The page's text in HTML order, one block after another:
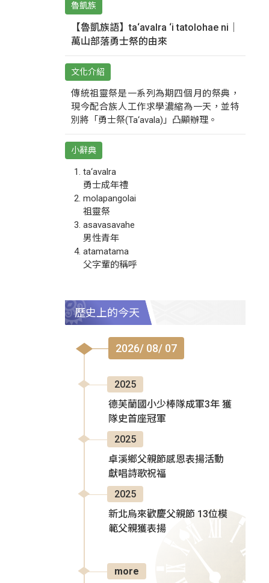
魯凱族
【魯凱族語】ta‘avalra ‘i tatolohae ni｜
萬山部落勇士祭的由來
文化介紹
傳統祖靈祭是一系列為期四個月的祭典，
現今配合族人工作求學濃縮為一天，並特
別將「勇士祭(Ta‘avala)」凸顯辦理。
小辭典
ta‘avalra
勇士成年禮
molapangolai
祖靈祭
asavasavahe
男性青年
atamatama
父字輩的稱呼
歷史上的今天
2026/ 08/ 07
2025
德芙蘭國小少棒隊成軍3年 獲
隊史首座冠軍
2025
卓溪鄉父親節感恩表揚活動
獻唱詩歌祝福
2025
新北烏來歡慶父親節 13位模
範父親獲表揚
more